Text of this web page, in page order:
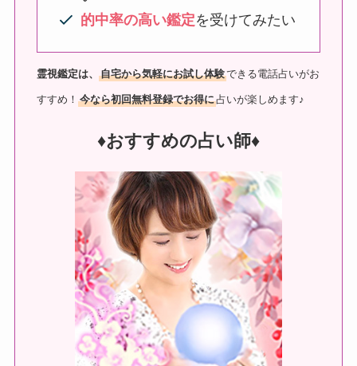
的中率の高い鑑定を受けてみたい
霊視鑑定は、 自宅から気軽にお試し体験できる電話占いがお
すすめ！ 今なら初回無料登録でお得に占いが楽しめます♪
♦︎おすすめの占い師♦︎